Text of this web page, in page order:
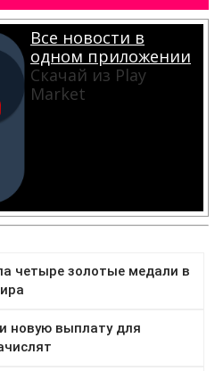
Все новости в
одном приложении
Скачай из Play
Market